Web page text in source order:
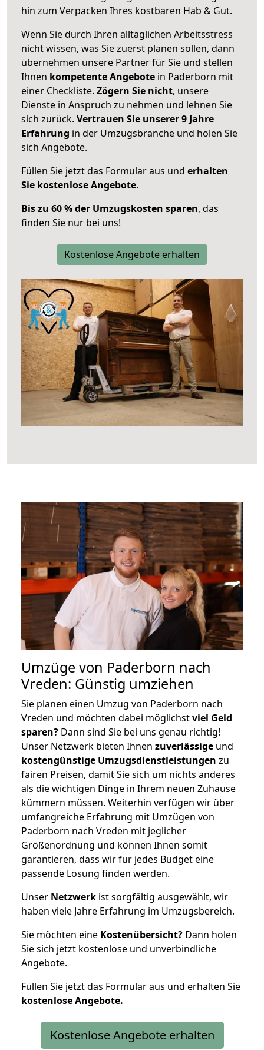
hin zum Verpacken Ihres kostbaren Hab & Gut.
Wenn Sie durch Ihren alltäglichen Arbeitsstress
nicht wissen, was Sie zuerst planen sollen, dann
übernehmen unsere Partner für Sie und stellen
Ihnen kompetente Angebote in Paderborn mit
einer Checkliste. Zögern Sie nicht, unsere
Dienste in Anspruch zu nehmen und lehnen Sie
sich zurück. Vertrauen Sie unserer 9 Jahre
Erfahrung in der Umzugsbranche und holen Sie
sich Angebote.
Füllen Sie jetzt das Formular aus und erhalten
Sie kostenlose Angebote.
Bis zu 60 % der Umzugskosten sparen, das
finden Sie nur bei uns!
Kostenlose Angebote erhalten
Umzüge von Paderborn nach
Vreden: Günstig umziehen
Sie planen einen Umzug von Paderborn nach
Vreden und möchten dabei möglichstviel Geld
sparen? Dann sind Sie bei uns genau richtig!
Unser Netzwerk bieten Ihnen zuverlässige und
kostengünstige Umzugsdienstleistungen zu
fairen Preisen, damit Sie sich um nichts anderes
als die wichtigen Dinge in Ihrem neuen Zuhause
kümmern müssen. Weiterhin verfügen wir über
umfangreiche Erfahrung mit Umzügen von
Paderborn nach Vreden mit jeglicher
Größenordnung und können Ihnen somit
garantieren, dass wir für jedes Budget eine
passende Lösung finden werden.
Unser Netzwerk ist sorgfältig ausgewählt, wir
haben viele Jahre Erfahrung im Umzugsbereich.
Sie möchten eine Kostenübersicht? Dann holen
Sie sich jetzt kostenlose und unverbindliche
Angebote.
Füllen Sie jetzt das Formular aus und erhalten Sie
kostenloseAngebote.
Kostenlose Angebote erhalten